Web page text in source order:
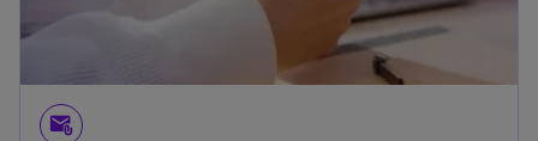
e
n
attach_email